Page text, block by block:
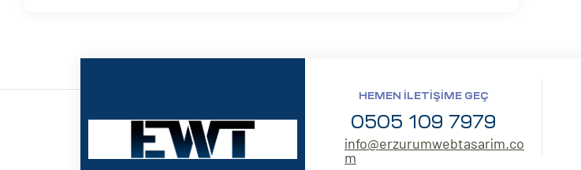
HEMEN İLETIŞIME GEÇ
0505 109 7979
info@erzurumwebtasarim.co
m